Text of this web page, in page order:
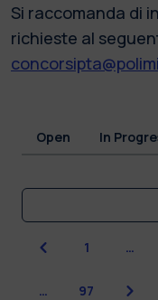
Si raccomanda di
richieste al
Open In
Previous
1 …
… 97 Next